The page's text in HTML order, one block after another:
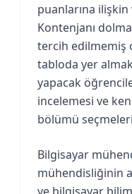
puanlarına
Kontenjanı
tercih edilmemiş
tabloda yer
yapacak
incelemesi ve
bölümü
Bilgisayar
mühendisliğinin
ve bilgisayar